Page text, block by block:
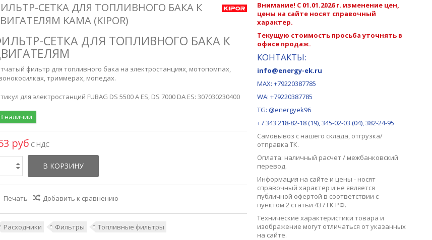
СЕТКА ДЛЯ ТОПЛИВНОГО БАКА К
KAMA (KIPOR)
СЕТКА ДЛЯ ТОПЛИВНОГО БАКА К
фильтр для топливного бака на электростанциях, мотопомпах,
триммерах, мопедах.
для электростанций FUBAG DS 5500 A ES, DS 7000 DA ES: 307030230400
наличии
руб С НДС
В КОРЗИНУ
Печать Добавить к сравнению
Расходники Фильтры Топливные фильтры
Внимание! С 01.01.2026 г. изменение цен,
цены на сайте носят справочный
характер.
Текущую стоимость просьба уточнять в
офисе продаж.
КОНТАКТЫ:
info@energy-ek.ru
MAX: +79220387785
WA: +79220387785
TG: @energyek96
+7 343 218-82-18 (19), 345-02-03 (04), 382-24-95
Самовывоз с нашего склада, отгрузка/
отправка ТК.
Оплата: наличный расчет / межбанковский
перевод.
Информация на сайте и цены - носят
справочный характер и не является
публичной офертой в соответствии с
пунктом 2 статьи 437 ГК РФ.
Технические характеристики товара и
изображение могут отличаться от указанных
на сайте.